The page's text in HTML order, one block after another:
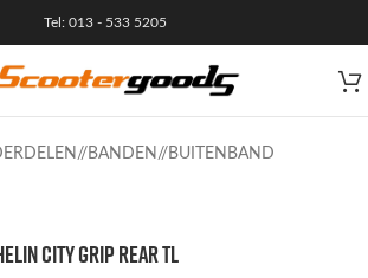
Tel: 013 - 533 5205
/ BANDEN / BUITENBAND
CITY GRIP REAR TL